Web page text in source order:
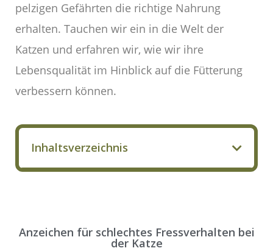
pelzigen Gefährten die richtige Nahrung
erhalten. Tauchen wir ein in die Welt der
Katzen und erfahren wir, wie wir ihre
Lebensqualität im Hinblick auf die Fütterung
verbessern können.
Inhaltsverzeichnis
Anzeichen für schlechtes Fressverhalten bei
der Katze